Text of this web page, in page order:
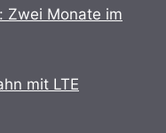
Zwei Monate im
mit LTE